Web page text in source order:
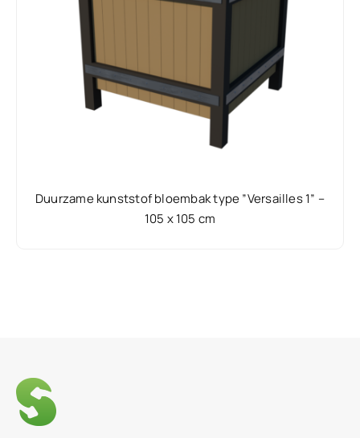
Duurzame kunststof bloembak type ”Versailles 1” –
105 x 105 cm